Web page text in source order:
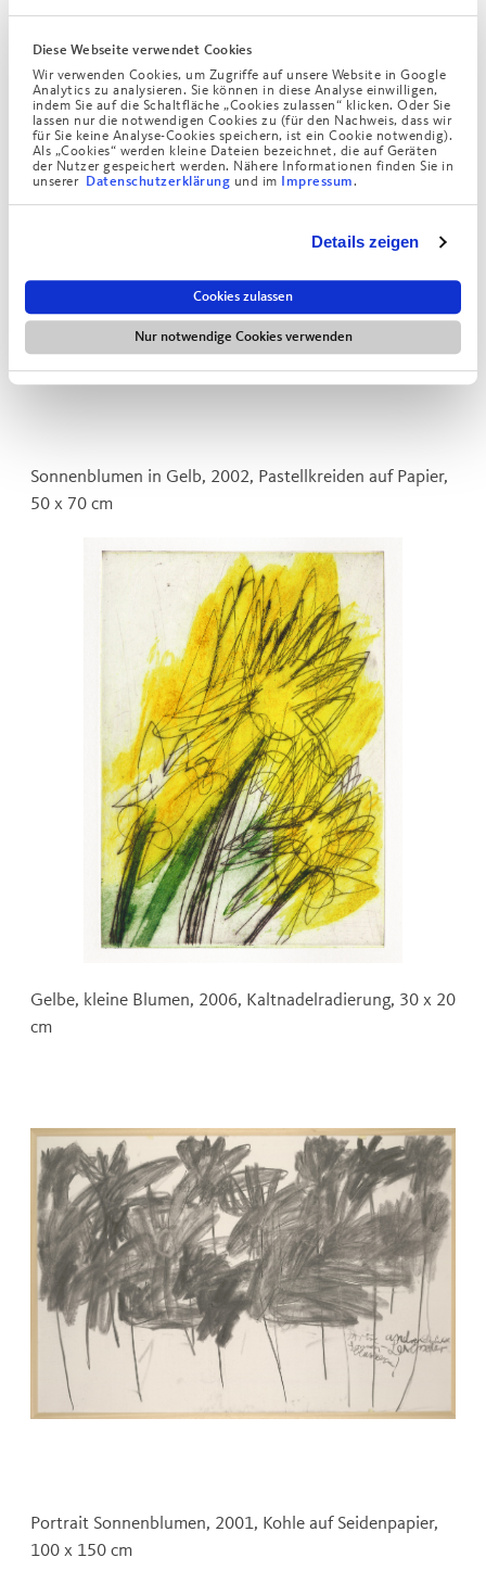
Diese Webseite verwendet Cookies
Wir verwenden Cookies, um Zugriffe auf unsere Website in Google
Analytics zu analysieren. Sie können in diese Analyse einwilligen,
indem Sie auf die Schaltfläche „Cookies zulassen“ klicken. Oder Sie
lassen nur die notwendigen Cookies zu (für den Nachweis, dass wir
für Sie keine Analyse-Cookies speichern, ist ein Cookie notwendig).
Als „Cookies“ werden kleine Dateien bezeichnet, die auf Geräten
der Nutzer gespeichert werden. Nähere Informationen finden Sie in
unserer Datenschutzerklärung und im Impressum.
Details zeigen
Cookies zulassen
Nur notwendige Cookies verwenden
Sonnenblumen in Gelb, 2002, Pastellkreiden auf Papier,
50 x 70 cm
Gelbe, kleine Blumen, 2006, Kaltnadelradierung, 30 x 20
cm
Portrait Sonnenblumen, 2001, Kohle auf Seidenpapier,
100 x 150 cm